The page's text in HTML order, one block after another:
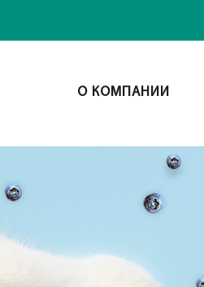
О КОМПАНИИ